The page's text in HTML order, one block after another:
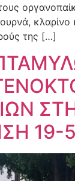
κλαρίνο
της […]
19-